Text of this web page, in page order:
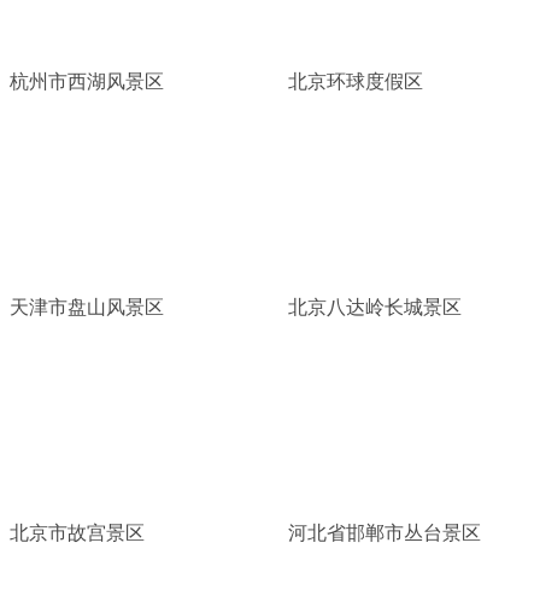
杭州市西湖风景区 北京环球度假区
天津市盘山风景区 北京八达岭长城景区
北京市故宫景区 河北省邯郸市丛台景区